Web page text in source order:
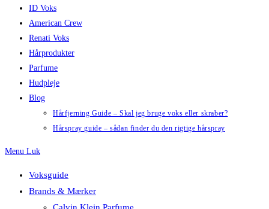
ID Voks
American Crew
Renati Voks
Hårprodukter
Parfume
Hudpleje
Blog
Hårfjerning Guide – Skal jeg bruge voks eller skraber?
Hårspray guide – sådan finder du den rigtige hårspray
Menu Luk
Voksguide
Brands & Mærker